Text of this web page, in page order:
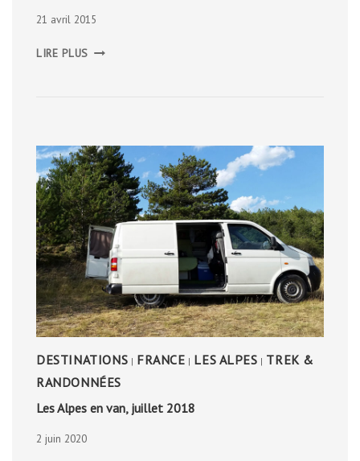
21 avril 2015
LIRE PLUS TECHNIQUES
DESTINATIONS | FRANCE | LES ALPES | TREK &
RANDONNÉES
Les Alpes en van, juillet 2018
2 juin 2020